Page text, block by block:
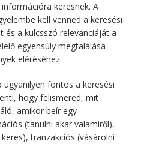
keresnek. A
kell venned a keresési
és a kulcsszó relevanciáját a
egyensúly megtalálása
eléréséhez.
ugyanilyen fontos a keresési
hogy felismered, mit
amikor beír egy
(tanulni akar valamiről),
tranzakciós (vásárolni